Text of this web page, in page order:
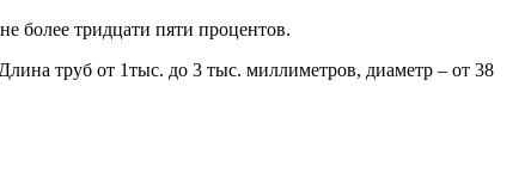
более тридцати пяти процентов.
труб от 1тыс. до 3 тыс. миллиметров, диаметр – от 38